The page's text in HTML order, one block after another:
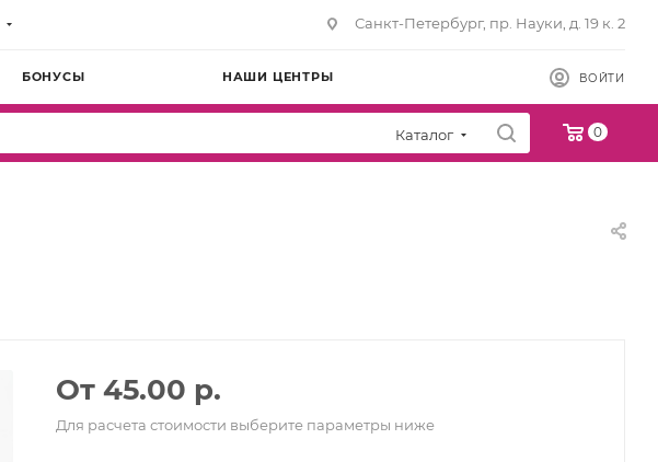
Санкт-Петербург, пр. Науки, д. 19 к. 2
БОНУСЫ НАШИ ЦЕНТРЫ ВОЙТИ
Каталог 0
От 45.00 р.
Для расчета стоимости выберите параметры ниже